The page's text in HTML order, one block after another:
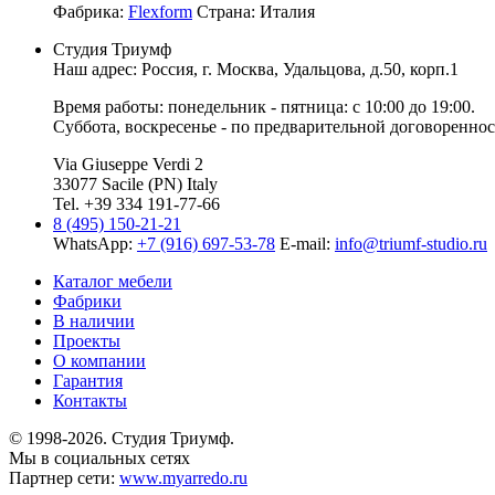
Фабрика: Flexform Страна: Италия
Студия Триумф
Наш адрес: Россия, г. Москва, Удальцова, д.50, корп.1
Время работы: понедельник - пятница: с 10:00 до 19:00.
Суббота, воскресенье - по предварительной
Via Giuseppe Verdi 2
33077 Sacile (PN) Italy
Tel. +39 334 191-77-66
8 (495) 150-21-21
WhatsApp: +7 (916) 697-53-78 E-mail: info@triumf-studio.ru
Каталог мебели
Фабрики
В наличии
Проекты
О компании
Гарантия
Контакты
© 1998-2026. Студия Триумф.
Мы в социальных сетях
Партнер сети: www.myarredo.ru